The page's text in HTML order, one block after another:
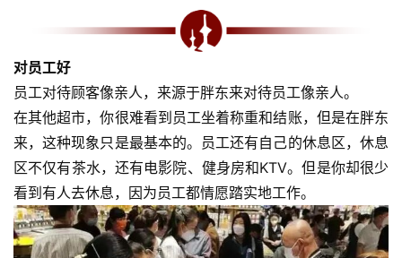
对员工好
员工对待顾客像亲人，来源于胖东来对待员工像亲人。
在其他超市，你很难看到员工坐着称重和结账，但是在胖东
来，这种现象只是最基本的。员工还有自己的休息区，休息
区不仅有茶水，还有电影院、健身房和KTV。但是你却很少
看到有人去休息，因为员工都情愿踏实地工作。